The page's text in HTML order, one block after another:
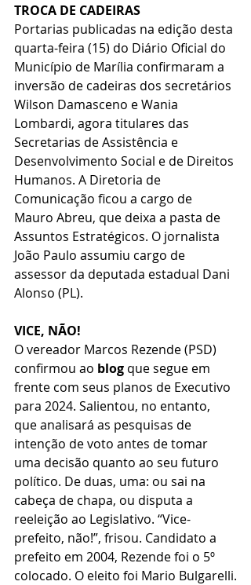
TROCA DE CADEIRAS
Portarias publicadas na edição desta
quarta-feira (15) do Diário Oficial do
Município de Marília confirmaram a
inversão de cadeiras dos secretários
Wilson Damasceno e Wania
Lombardi, agora titulares das
Secretarias de Assistência e
Desenvolvimento Social e de Direitos
Humanos. A Diretoria de
Comunicação ficou a cargo de
Mauro Abreu, que deixa a pasta de
Assuntos Estratégicos. O jornalista
João Paulo assumiu cargo de
assessor da deputada estadual Dani
Alonso (PL).
VICE, NÃO!
O vereador Marcos Rezende (PSD)
confirmou ao blog que segue em
frente com seus planos de Executivo
para 2024. Salientou, no entanto,
que analisará as pesquisas de
intenção de voto antes de tomar
uma decisão quanto ao seu futuro
político. De duas, uma: ou sai na
cabeça de chapa, ou disputa a
reeleição ao Legislativo. “Vice-
prefeito, não!”, frisou. Candidato a
prefeito em 2004, Rezende foi o 5º
colocado. O eleito foi Mario Bulgarelli.